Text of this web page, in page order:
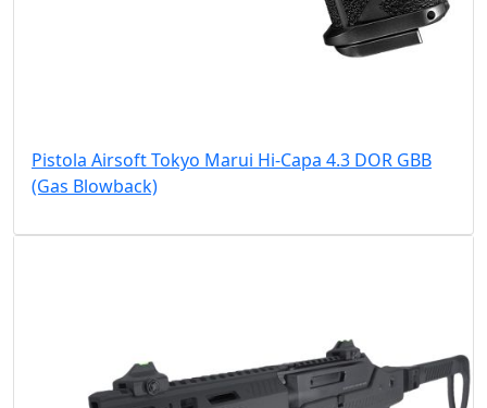
Pistola Airsoft Tokyo Marui Hi-Capa 4.3 DOR GBB
(Gas Blowback)